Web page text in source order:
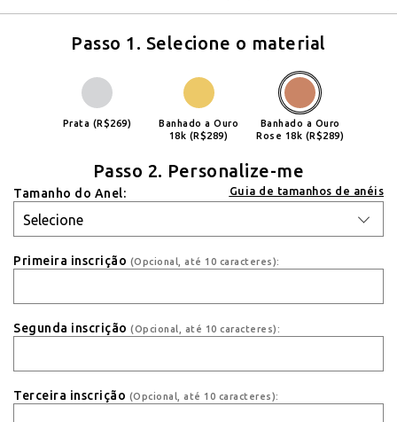
Passo 1. Selecione o material
Prata (R$269)
Banhado a Ouro
18k (R$289)
Banhado a Ouro
Rose 18k (R$289)
Passo 2. Personalize-me
Tamanho do Anel: Guia de tamanhos de anéis
Primeira inscrição (Opcional, até 10 caracteres):
Segunda inscrição (Opcional, até 10 caracteres):
Terceira inscrição (Opcional, até 10 caracteres):